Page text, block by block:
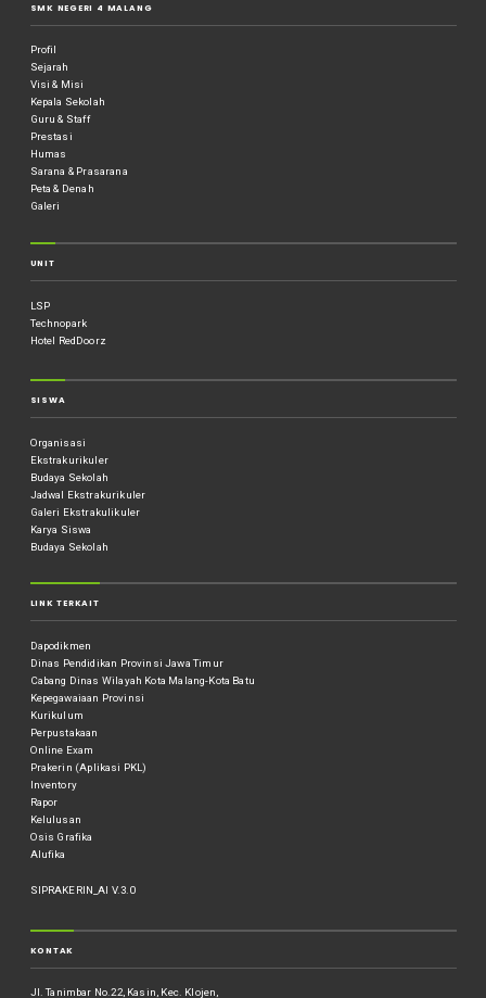
SMK NEGERI 4 MALANG
Profil
Sejarah
Visi & Misi
Kepala Sekolah
Guru & Staff
Prestasi
Humas
Sarana & Prasarana
Peta & Denah
Galeri
UNIT
LSP
Technopark
Hotel RedDoorz
SISWA
Organisasi
Ekstrakurikuler
Budaya Sekolah
Jadwal Ekstrakurikuler
Galeri Ekstrakulikuler
Karya Siswa
Budaya Sekolah
LINK TERKAIT
Dapodikmen
Dinas Pendidikan Provinsi Jawa Timur
Cabang Dinas Wilayah Kota Malang-Kota Batu
Kepegawaiaan Provinsi
Kurikulum
Perpustakaan
Online Exam
Prakerin (Aplikasi PKL)
Inventory
Rapor
Kelulusan
Osis Grafika
Alufika
SIPRAKERIN_AI V.3.0
KONTAK
Jl. Tanimbar No.22, Kasin, Kec. Klojen,